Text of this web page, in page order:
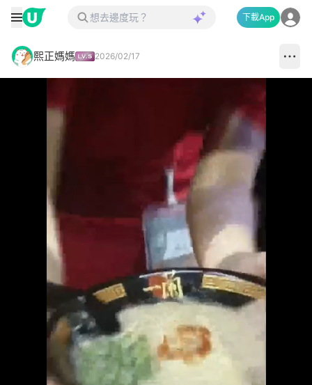
下載App
熙正媽媽 2026/02/17